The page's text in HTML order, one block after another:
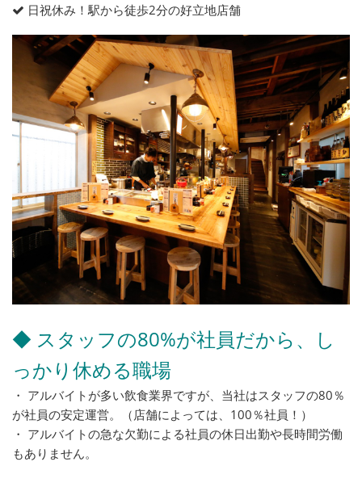
日祝休み！駅から徒歩2分の好立地店舗
◆ スタッフの80%が社員だから、し
っかり休める職場
・ アルバイトが多い飲食業界ですが、当社はスタッフの80％
が社員の安定運営。（店舗によっては、100％社員！）
・ アルバイトの急な欠勤による社員の休日出勤や長時間労働
もありません。